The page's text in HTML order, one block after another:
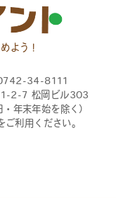
よう！
34-8111
2-7 松岡ビル303
年末年始を除く）
ご利用ください。